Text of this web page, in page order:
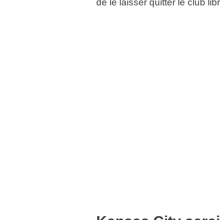
de le laisser quitter le club